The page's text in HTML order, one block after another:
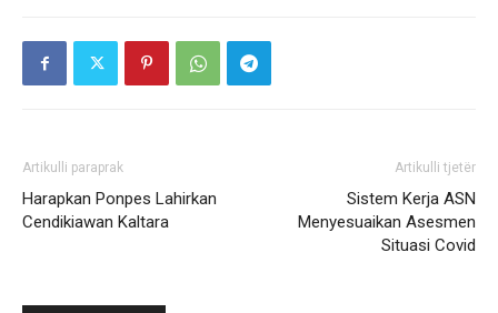
Artikulli paraprak
Harapkan Ponpes Lahirkan
Cendikiawan Kaltara
Artikulli tjetër
Sistem Kerja ASN
Menyesuaikan Asesmen
Situasi Covid